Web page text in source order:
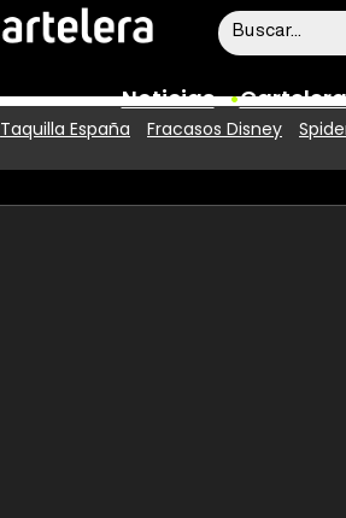
Noticias Cartelera
Taquilla España Fracasos Disney